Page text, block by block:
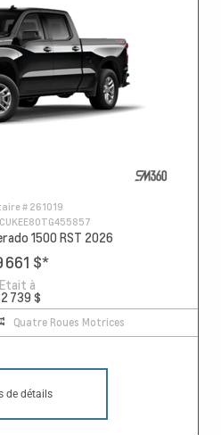
# 261019
1500 RST 2026
661 $*
Etait à
739 $
Quatre Roues Motrices
de détails